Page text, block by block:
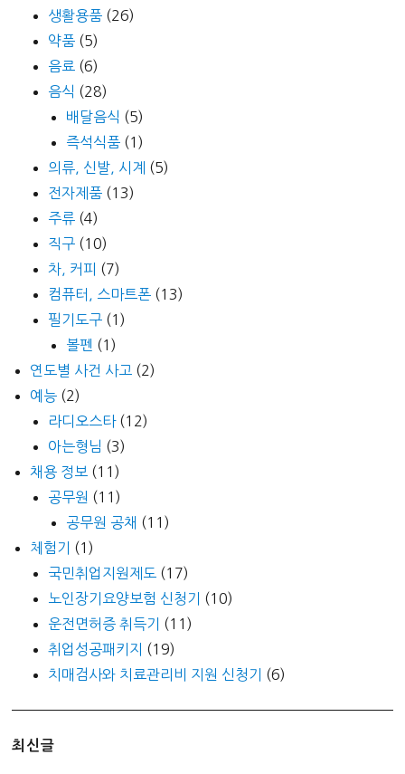
생활용품 (26)
약품 (5)
음료 (6)
음식 (28)
배달음식 (5)
즉석식품 (1)
의류, 신발, 시계 (5)
전자제품 (13)
주류 (4)
직구 (10)
차, 커피 (7)
컴퓨터, 스마트폰 (13)
필기도구 (1)
볼펜 (1)
연도별 사건 사고 (2)
예능 (2)
라디오스타(12)
아는형님 (3)
채용 정보 (11)
공무원 (11)
공무원 공채 (11)
체험기
(1)
국민취업지원제도 (17)
노인장기요양보험 신청기
(10)
운전면허증 취득기
(11)
취업성공패키지
(19)
치매검사와 치료관리비 지원 신청기
(6)
최신글